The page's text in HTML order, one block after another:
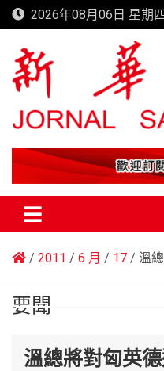
Skip
to
content
2026年08月06日 星期
新華澳報
2011 6 月 17 溫
要聞
溫總將對匈英